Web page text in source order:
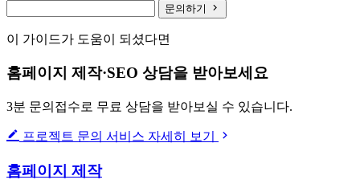
문의하기
이 가이드가 도움이 되셨다면
홈페이지 제작·SEO 상담을 받아보세요
3분 문의접수로 무료 상담을 받아보실 수 있습니다.
프로젝트 문의 서비스 자세히 보기
홈페이지 제작